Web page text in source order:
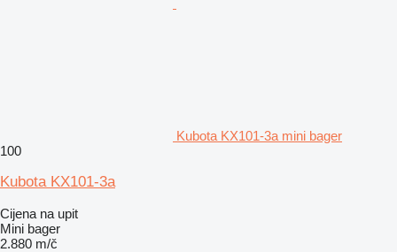
Kubota KX101-3a mini bager
100
Kubota KX101-3a
Cijena na upit
Mini bager
2.880 m/č